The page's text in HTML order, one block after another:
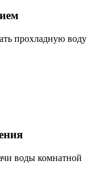
прохладную воду
воды комнатной